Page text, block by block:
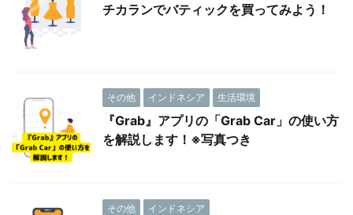
チカランでバティックを買ってみよう！
その他 インドネシア 生活環境
『Grab』アプリの「Grab Car」の使い方
を解説します！※写真つき
その他 インドネシア